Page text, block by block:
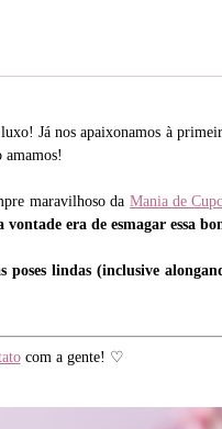
luxo! Já nos apaixonamos à
maravilhoso daMania de
era de esmagar essa
lindas (inclusive
com a gente! ♡